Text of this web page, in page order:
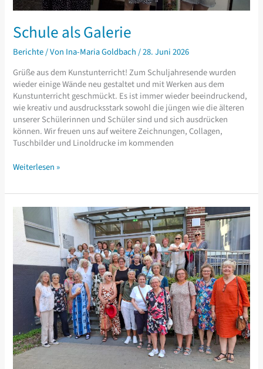
Schule als Galerie
Berichte/ Von Ina-Maria Goldbach/28. Juni 2026
Grüße aus dem Kunstunterricht! Zum Schuljahresende wurden
wieder einige Wände neu gestaltet und mit Werken aus dem
Kunstunterricht geschmückt. Es ist immer wieder beeindruckend,
wie kreativ und ausdrucksstark sowohl die jüngen wie die älteren
unserer Schülerinnen und Schüler sind und sich ausdrücken
können. Wir freuen uns auf weitere Zeichnungen, Collagen,
Tuschbilder und Linoldrucke im kommenden
Schule
Galerie
Weiterlesen »